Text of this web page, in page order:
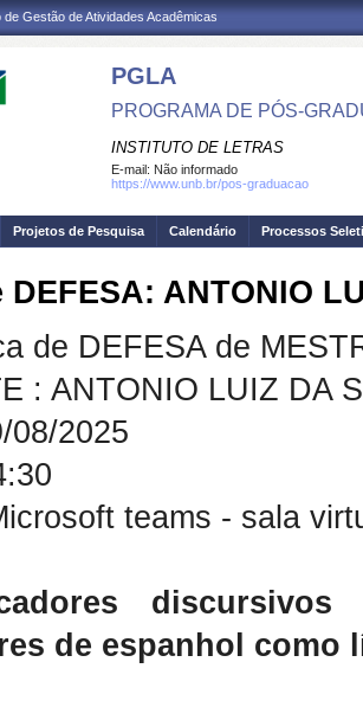
Gestão de Atividades Acadêmicas
PGLA
PROGRAMA DE PÓS-
INSTITUTO DE LETRAS
E-mail: Não informado
https://www.unb.br/pos-graduacao
Projetos de Pesquisa Calendário Processos
DEFESA: ANTONIO
de DEFESA de
: ANTONIO LUIZ DA
08/2025
teams - sala
de espanhol como